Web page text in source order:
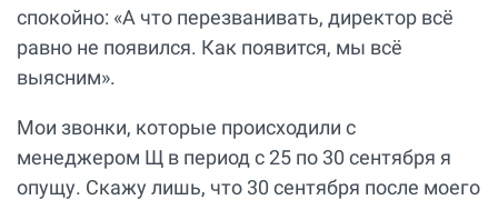
спокойно: «А что перезванивать, директор всё
равно не появился. Как появится, мы всё
выясним».
Мои звонки, которые происходили с
менеджером Щ в период с 25 по 30 сентября я
опущу. Скажу лишь, что 30 сентября после моего